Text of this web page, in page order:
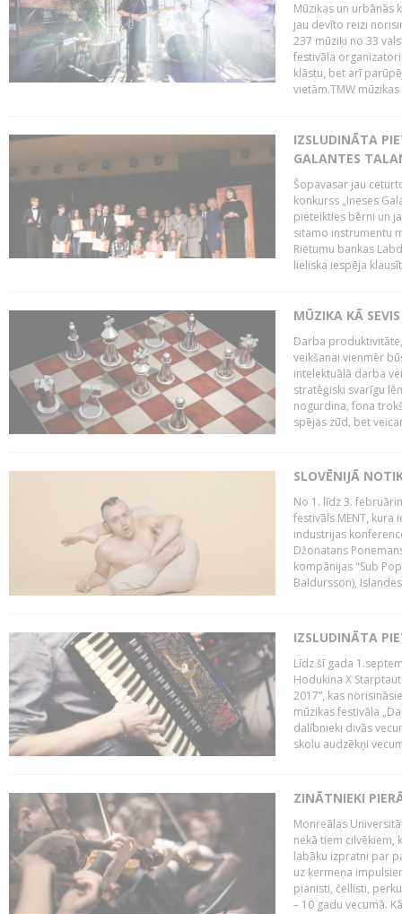
Mūzikas un urbānās
jau devīto reizi
237 mūziķi no 33
festivāla
klāstu, bet arī
vietām.TMW
IZSLUDINĀTA
GALANTES
Šopavasar jau
konkurss „Ineses
pieteikties bērni un
sitamo instrumentu
Rietumu bankas
lieliska iespēja
MŪZIKA KĀ
Darba
veikšanai vienmēr
intelektuālā darba
stratēģiski svarīgu
nogurdina, fona
spējas zūd, bet
SLOVĒNIJĀ
No 1. līdz 3.
festivāls MENT, kura
industrijas
Džonatans
kompānijas "Sub
Baldursson),
IZSLUDINĀTA
Līdz šī gada
Hodukina X
2017”, kas
mūzikas festivāla
dalībnieki divās
skolu audzēkņi
ZINĀTNIEKI
Monreālas
nekā tiem cilvēkiem,
labāku izpratni par
uz ķermeņa
pianisti, čellisti,
– 10 gadu vecumā.